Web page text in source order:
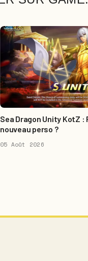
Sea Dragon Unity KotZ
nouveau perso ?
05 Août 2026